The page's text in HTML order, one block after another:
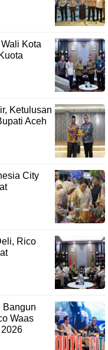
Kota
Ketulusan
Aceh
City
Rico
Bangun
Waas